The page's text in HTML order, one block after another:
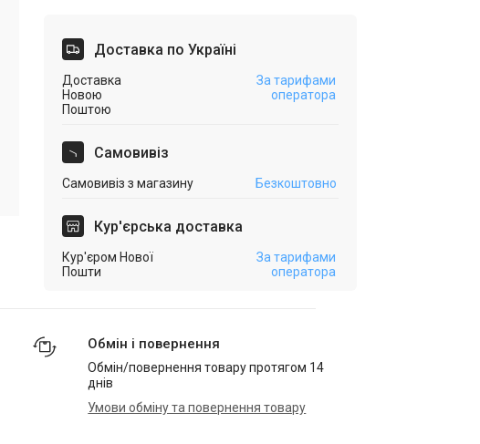
Доставка по Україні
Доставка
Новою
Поштою
За тарифами
оператора
Самовивіз
Самовивіз з магазину Безкоштовно
Кур'єрська доставка
Кур'єром Нової
Пошти
За тарифами
оператора
Обмін і повернення
Обмін/повернення товару протягом 14
днів
Умови обміну та повернення товару